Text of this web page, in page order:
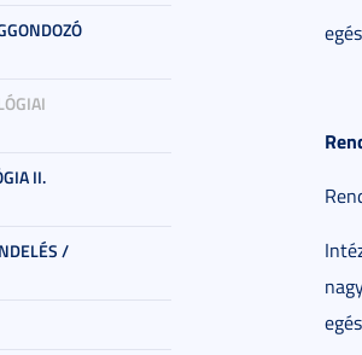
II.
/